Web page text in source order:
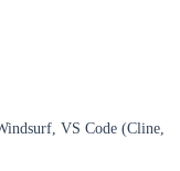
VS Code (Cline,